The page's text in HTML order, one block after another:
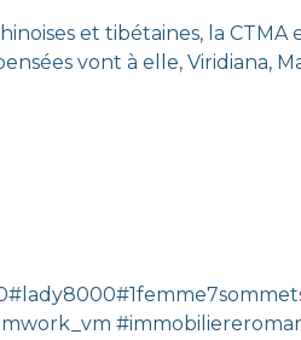
et tibétaines, la
vont à elle, Viridiana,